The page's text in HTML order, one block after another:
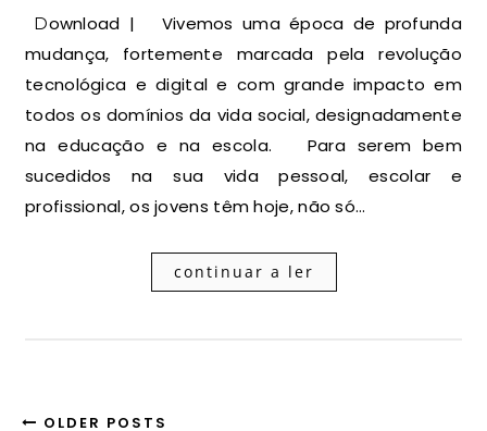
Download | Vivemos uma época de profunda
mudança, fortemente marcada pela revolução
tecnológica e digital e com grande impacto em
todos os domínios da vida social, designadamente
na educação e na escola. Para serem bem
sucedidos na sua vida pessoal, escolar e
profissional, os jovens têm hoje, não só…
continuar a ler
OLDER POSTS